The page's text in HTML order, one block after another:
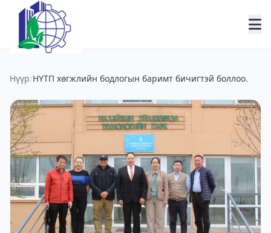
Нүүр/НҮТП хөгжлийн бодлогын баримт бичигтэй боллоо.